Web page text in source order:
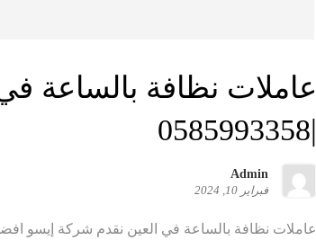
عاملات نظافة بالساعة
|0585993358
Admin
فبراير 10, 2024
عاملات نظافة بالساعة في العين نقدم شركة إيسو